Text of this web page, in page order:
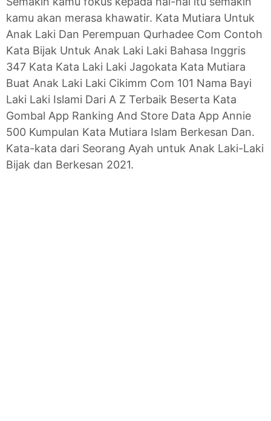
kamu akan merasa khawatir. Kata Mutiara Untuk
Anak Laki Dan Perempuan Qurhadee Com Contoh
Kata Bijak Untuk Anak Laki Laki Bahasa Inggris
347 Kata Kata Laki Laki Jagokata Kata Mutiara
Buat Anak Laki Laki Cikimm Com 101 Nama Bayi
Laki Laki Islami Dari A Z Terbaik Beserta Kata
Gombal App Ranking And Store Data App Annie
500 Kumpulan Kata Mutiara Islam Berkesan Dan.
Kata-kata dari Seorang Ayah untuk Anak Laki-Laki
Bijak dan Berkesan 2021.